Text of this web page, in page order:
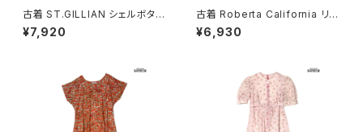
古着 ST.GILLIAN シェルボタン
ストライプ柄 コットン ロング丈
半袖 ワンピース グレー カーキ
¥7,920
古着 Roberta California リボ
ン 無地 ロング丈 半袖 ワンピー
ス ピンク (otu2604148)
¥6,930